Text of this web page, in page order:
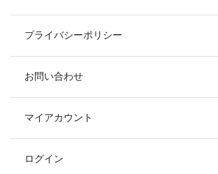
プライバシーポリシー
お問い合わせ
マイアカウント
ログイン